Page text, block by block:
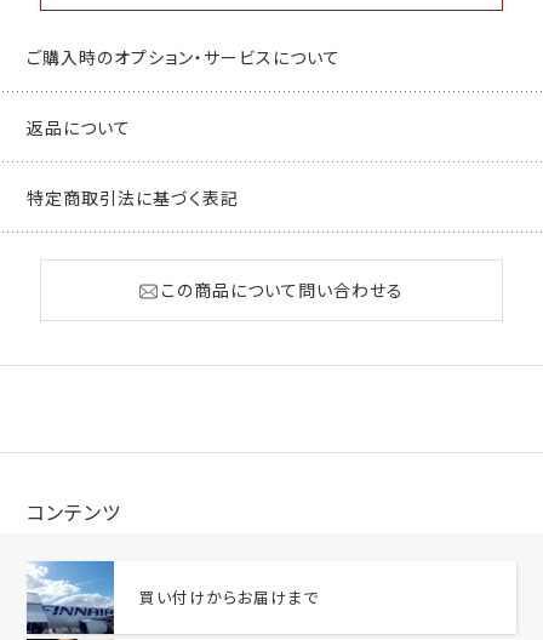
ご購入時のオプション・サービスについて
返品について
特定商取引法に基づく表記
この商品について問い合わせる
コンテンツ
買い付けからお届けまで